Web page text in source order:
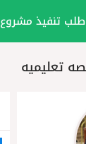
تنفيذ مشروع
تعليميه